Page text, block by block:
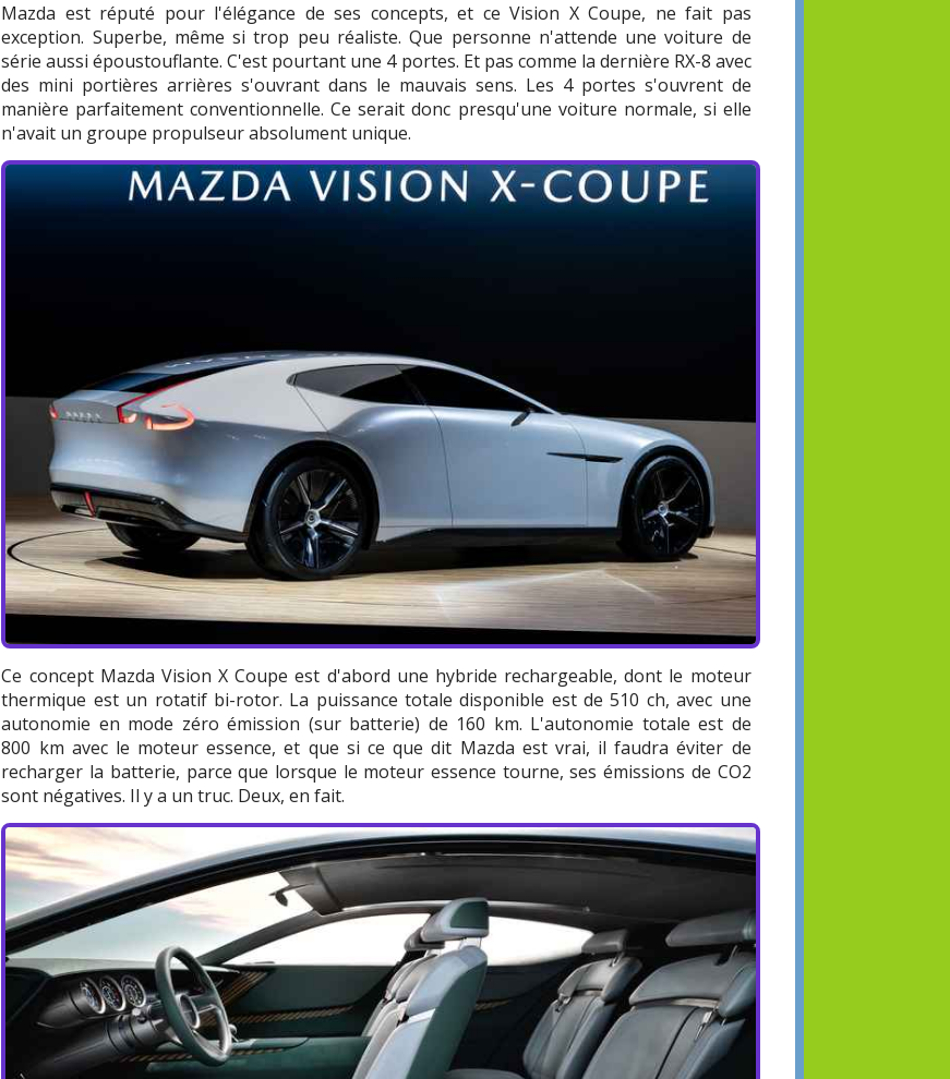
Mazda est réputé pour l'élégance de ses concepts, et ce Vision X Coupe, ne fait pas
exception. Superbe, même si trop peu réaliste. Que personne n'attende une voiture de
série aussi époustouflante. C'est pourtant une 4 portes. Et pas comme la dernière RX-8 avec
des mini portières arrières s'ouvrant dans le mauvais sens. Les 4 portes s'ouvrent de
manière parfaitement conventionnelle. Ce serait donc presqu'une voiture normale, si elle
n'avait un groupe propulseur absolument unique.
Ce concept Mazda Vision X Coupe est d'abord une hybride rechargeable, dont le moteur
thermique est un rotatif bi-rotor. La puissance totale disponible est de 510 ch, avec une
autonomie en mode zéro émission (sur batterie) de 160 km. L'autonomie totale est de
800 km avec le moteur essence, et que si ce que dit Mazda est vrai, il faudra éviter de
recharger la batterie, parce que lorsque le moteur essence tourne, ses émissions de CO2
sont négatives. Il y a un truc. Deux, en fait.